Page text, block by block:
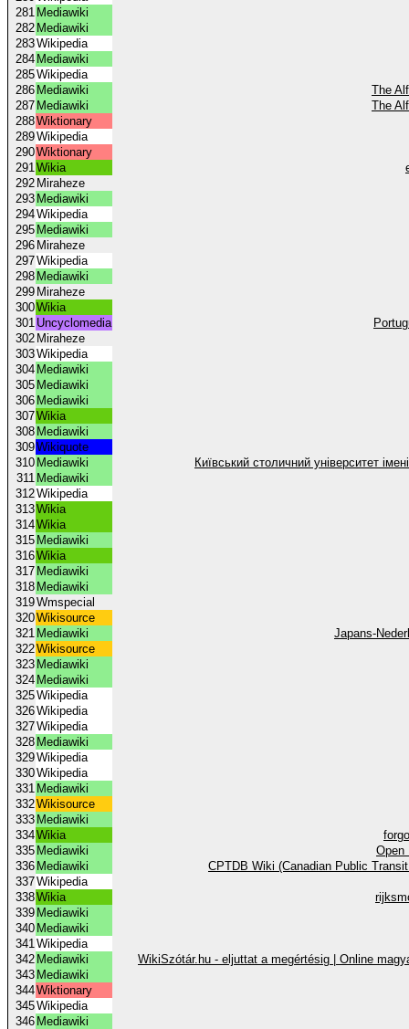
281 Mediawiki
282 Mediawiki
283Wikipedia
284 Mediawiki
285Wikipedia
286 Mediawiki
The
287 Mediawiki
The
288Wiktionary
289Wikipedia
290Wiktionary
291Wikia
292 Miraheze
293 Mediawiki
294Wikipedia
295 Mediawiki
296 Miraheze
297Wikipedia
298 Mediawiki
299 Miraheze
300Wikia
301 Uncyclomedia
302 Miraheze
303Wikipedia
304 Mediawiki
305 Mediawiki
306 Mediawiki
307Wikia
308 Mediawiki
309Wikiquote
310 Mediawiki
Київський столичний університет
311 Mediawiki
312Wikipedia
313Wikia
314Wikia
315 Mediawiki
316Wikia
317 Mediawiki
318 Mediawiki
319Wmspecial
320Wikisource
321 Mediawiki
Japans-
322Wikisource
323 Mediawiki
324 Mediawiki
325Wikipedia
326Wikipedia
327Wikipedia
328 Mediawiki
329Wikipedia
330Wikipedia
331 Mediawiki
332Wikisource
333 Mediawiki
334Wikia
335 Mediawiki
Open
336 Mediawiki
CPTDB Wiki (Canadian Public
337Wikipedia
338Wikia
339 Mediawiki
340 Mediawiki
341Wikipedia
342 Mediawiki
WikiSzótár.hu - eljuttat a megértésig | Online
343 Mediawiki
344Wiktionary
345Wikipedia
346 Mediawiki